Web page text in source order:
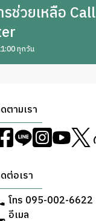
ช่วยเหลือ Call
ทุกวัน
ตามเรา
ต่อเรา
โทร 095-002-6622
อีเมล